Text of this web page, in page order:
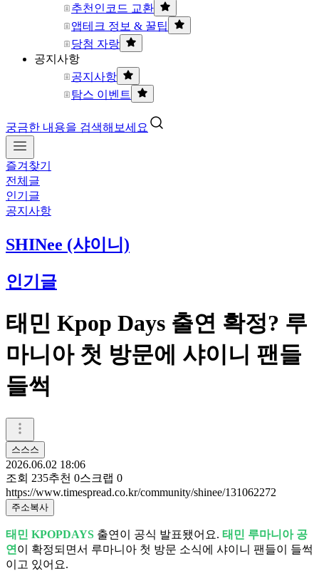
추천인코드 교환
앱테크 정보 & 꿀팁
당첨 자랑
공지사항
공지사항
탐스 이벤트
궁금한 내용을 검색해보세요
즐겨찾기
전체글
인기글
공지사항
SHINee (샤이니)
인기글
태민 Kpop Days 출연 확정? 루
마니아 첫 방문에 샤이니 팬들
들썩
스스스
2026.06.02 18:06
조회 235추천 0스크랩 0
https://www.timespread.co.kr/community/shinee/131062272
주소복사
태민 KPOPDAYS 출연이 공식 발표됐어요. 태민 루마니아 공
연 이 확정되면서 루마니아 첫 방문 소식에 샤이니 팬들이 들썩
이고 있어요.